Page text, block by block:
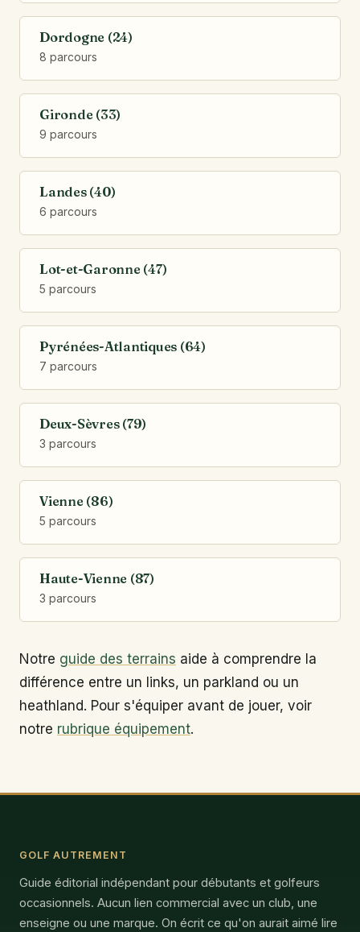
Dordogne (24)
8 parcours
Gironde (33)
9 parcours
Landes (40)
6 parcours
Lot-et-Garonne (47)
5 parcours
Pyrénées-Atlantiques (64)
7 parcours
Deux-Sèvres (79)
3 parcours
Vienne (86)
5 parcours
Haute-Vienne (87)
3 parcours
Notre guide des terrains aide à comprendre la
différence entre un links, un parkland ou un
heathland. Pour s'équiper avant de jouer, voir
notre rubrique équipement.
GOLF AUTREMENT
Guide éditorial indépendant pour débutants et golfeurs
occasionnels. Aucun lien commercial avec un club, une
enseigne ou une marque. On écrit ce qu'on aurait aimé lire